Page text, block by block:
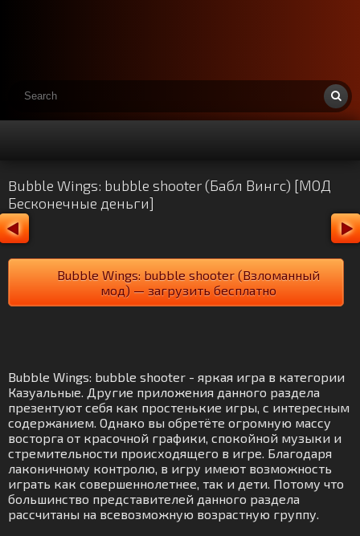
Bubble Wings: bubble shooter (Бабл Вингс) [МОД
Бесконечные деньги]
Bubble Wings: bubble shooter (Взломанный
мод) — загрузить бесплатно
Bubble Wings: bubble shooter - яркая игра в категории
Казуальные. Другие приложения данного раздела
презентуют себя как простенькие игры, с интересным
содержанием. Однако вы обретёте огромную массу
восторга от красочной графики, спокойной музыки и
стремительности происходящего в игре. Благодаря
лаконичному контролю, в игру имеют возможность
играть как совершеннолетнее, так и дети. Потому что
большинство представителей данного раздела
рассчитаны на всевозможную возрастную группу.